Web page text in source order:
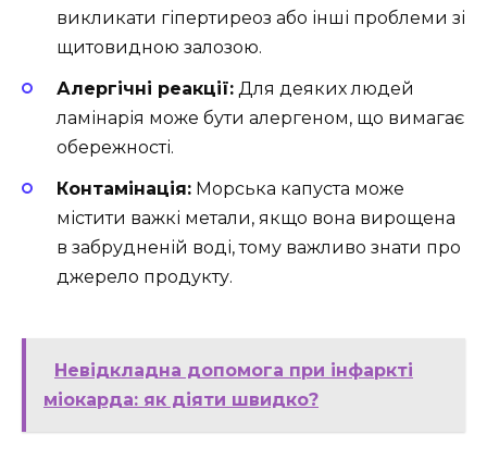
викликати гіпертиреоз або інші проблеми зі
щитовидною залозою.
Алергічні реакції: Для деяких людей
ламінарія може бути алергеном, що вимагає
обережності.
Контамінація: Морська капуста може
містити важкі метали, якщо вона вирощена
в забрудненій воді, тому важливо знати про
джерело продукту.
Невідкладна допомога при інфаркті
міокарда: як діяти швидко?